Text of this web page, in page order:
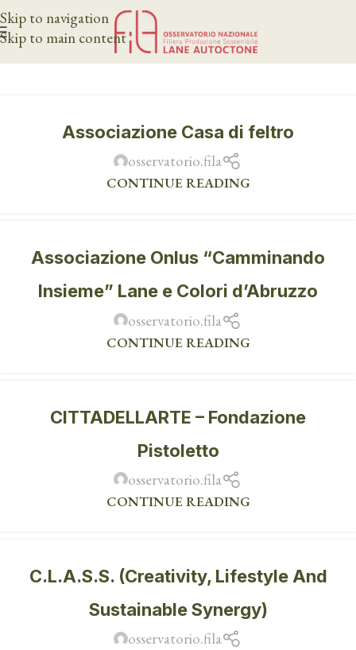
Skip to navigation
Skip to main content
Associazione Casa di feltro
osservatorio.fila
CONTINUE READING
Associazione Onlus “Camminando
Insieme” Lane e Colori d’Abruzzo
osservatorio.fila
CONTINUE READING
CITTADELLARTE – Fondazione
Pistoletto
osservatorio.fila
CONTINUE READING
C.L.A.S.S. (Creativity, Lifestyle And
Sustainable Synergy)
osservatorio.fila